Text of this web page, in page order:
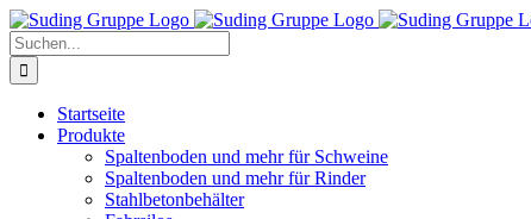
Zum
Inhalt
springen
Suche
nach:
Startseite
Produkte
Spaltenboden und mehr für Schweine
Spaltenboden und mehr für Rinder
Stahlbetonbehälter